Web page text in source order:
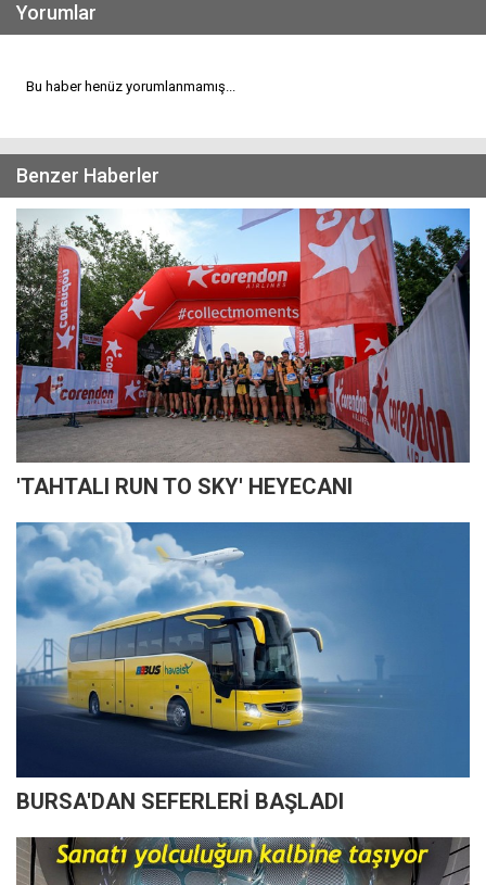
Yorumlar
Bu haber henüz yorumlanmamış...
Benzer Haberler
'TAHTALI RUN TO SKY' HEYECANI
BURSA'DAN SEFERLERİ BAŞLADI